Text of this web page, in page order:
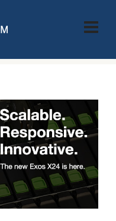
PREDSTAVIO EXOS®
KORISNIKE